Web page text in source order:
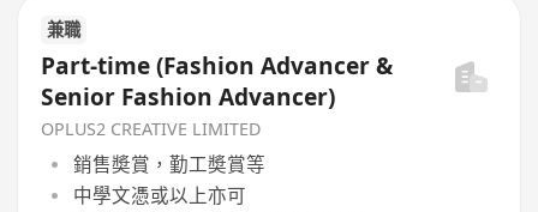
兼職
Part-time (Fashion Advancer &
Senior Fashion Advancer)
OPLUS2 CREATIVE LIMITED
銷售奬賞，勤工奬賞等
中學文憑或以上亦可